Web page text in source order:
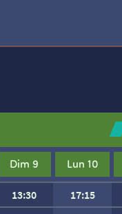
Dim 9 Lun 10
13:30
17:15